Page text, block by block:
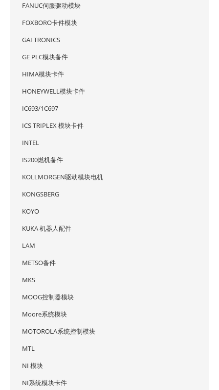
FANUC伺服驱动模块
FOXBORO卡件模块
GAI TRONICS
GE PLC模块备件
HIMA模块卡件
HONEYWELL模块卡件
IC693/1C697
ICS TRIPLEX 模块卡件
INTEL
IS200燃机备件
KOLLMORGEN驱动模块电机
KONGSBERG
KOYO
KUKA 机器人配件
LAM
METSO备件
MKS
MOOG控制器模块
Moore系统模块
MOTOROLA系统控制模块
MTL
NI 模块
NI系统模块卡件